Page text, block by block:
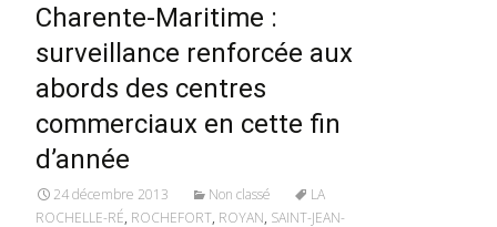
Charente-Maritime :
surveillance renforcée aux
abords des centres
commerciaux en cette fin
d’année
24 décembre 2013 Non classé
LA
ROCHELLE-RÉ, ROCHEFORT, ROYAN, SAINT-JEAN-